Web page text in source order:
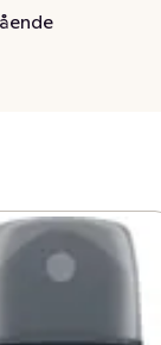
för att ge 72
vilket hjälper
kräm som
armarna, så att
från att du
dig.
omsorg i
Dove